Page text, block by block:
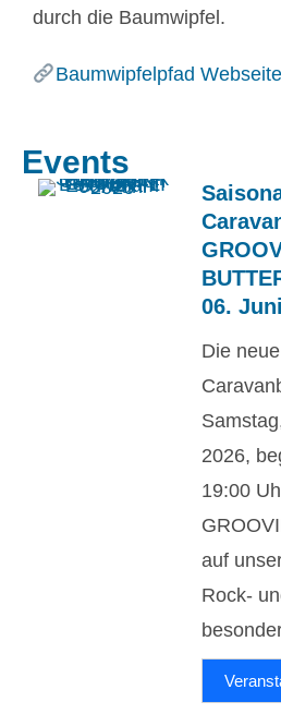
durch die Baumwipfel.
Baumwipfelpfad Webseite
Events
06.
Die
2026,
19:00
auf
Rock-